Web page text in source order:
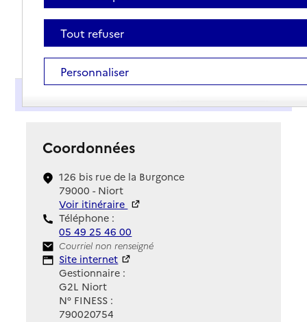
Tout déplier
Coordonnées
126 bis rue de la Burgonce
79000 - Niort
Voir itinéraire
Téléphone :
05 49 25 46 00
Contact
Courriel non renseigné
Site Internet
Site internet
Gestionnaire :
G2L Niort
N° FINESS :
790020754
Tout refuser
Personnaliser